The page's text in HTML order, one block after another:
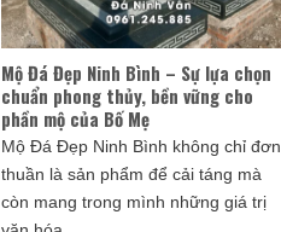
Mộ Đá Đẹp Ninh Bình – Sự lựa chọn
chuẩn phong thủy, bền vững cho
phần mộ của Bố Mẹ
Mộ Đá Đẹp Ninh Bình không chỉ đơn
thuần là sản phẩm để cải táng mà
còn mang trong mình những giá trị